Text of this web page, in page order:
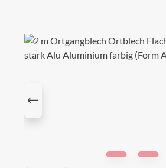
Bildergalerie überspringen